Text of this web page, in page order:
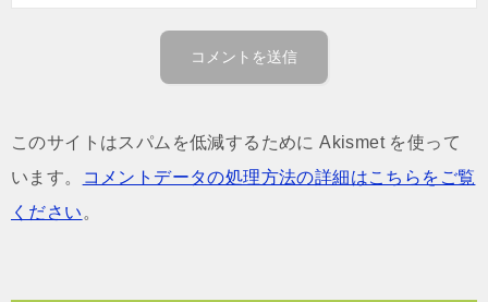
このサイトはスパムを低減するために Akismet を使って
います。
コメントデータの処理方法の詳細はこちらをご覧
ください 。